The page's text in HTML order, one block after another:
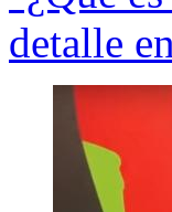
detalle